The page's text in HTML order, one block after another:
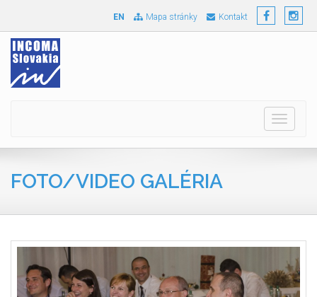
EN Mapa stránky Kontakt
Toggle
FOTO/VIDEO GALÉRIA